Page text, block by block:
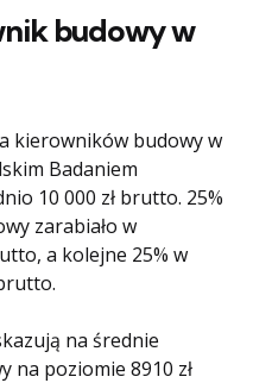
budowy w
kierowników budowy w
Badaniem
10 000 zł brutto. 25%
zarabiało w
a kolejne 25% w
na średnie
na poziomie 8910 zł